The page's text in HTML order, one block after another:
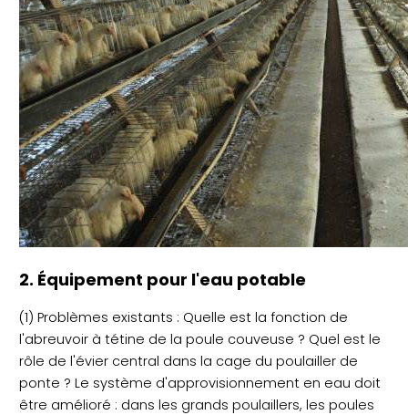
2. Équipement pour l'eau potable
(1) Problèmes existants : Quelle est la fonction de
l'abreuvoir à tétine de la poule couveuse ? Quel est le
rôle de l'évier central dans la cage du poulailler de
ponte ? Le système d'approvisionnement en eau doit
être amélioré : dans les grands poulaillers, les poules